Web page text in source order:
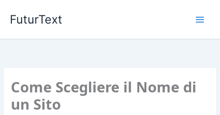
FuturText
Come Scegliere il Nome di
un Sito